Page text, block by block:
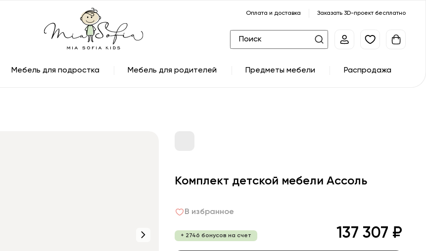
Оплата и доставка Заказать 3D-проект бесплатно
Мебель для подростка Мебель для родителей Предметы мебели Распродажа
Комплект детской мебели Ассоль
В избранное
+ 2746 бонусов на счет 137 307 ₽